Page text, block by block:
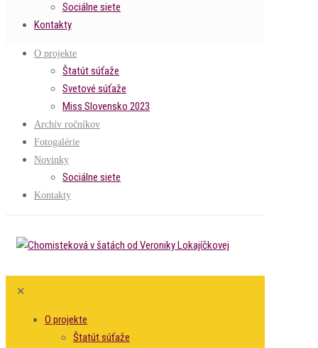
Sociálne siete
Kontakty
O projekte
Štatút súťaže
Svetové súťaže
Miss Slovensko 2023
Archív ročníkov
Fotogalérie
Novinky
Sociálne siete
Kontakty
✕
O projekte
Štatút súťaže